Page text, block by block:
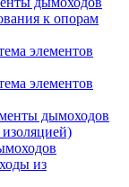
к опорам
элементов
элементов
дымоходов
изоляцией)
из